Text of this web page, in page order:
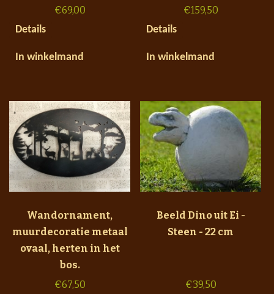
€69,00
Details
In winkelmand
€159,50
Details
In winkelmand
Wandornament,
muurdecoratie metaal
ovaal, herten in het
bos.
€67,50
Beeld Dino uit Ei -
Steen - 22 cm
€39,50